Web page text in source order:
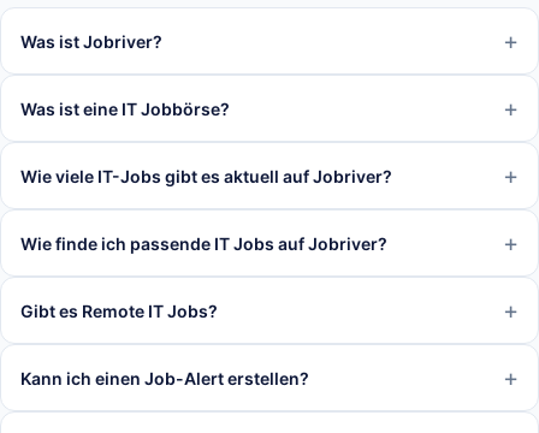
Was ist Jobriver?
Was ist eine IT Jobbörse?
Wie viele IT-Jobs gibt es aktuell auf Jobriver?
Wie finde ich passende IT Jobs auf Jobriver?
Gibt es Remote IT Jobs?
Kann ich einen Job-Alert erstellen?